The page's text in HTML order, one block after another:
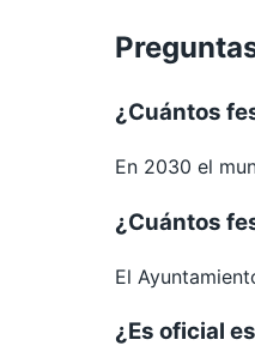
¿Cuántos
En 2030 el
¿Cuántos
El
¿Es oficial